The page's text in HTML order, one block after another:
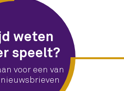
weten
speelt?
voor een van